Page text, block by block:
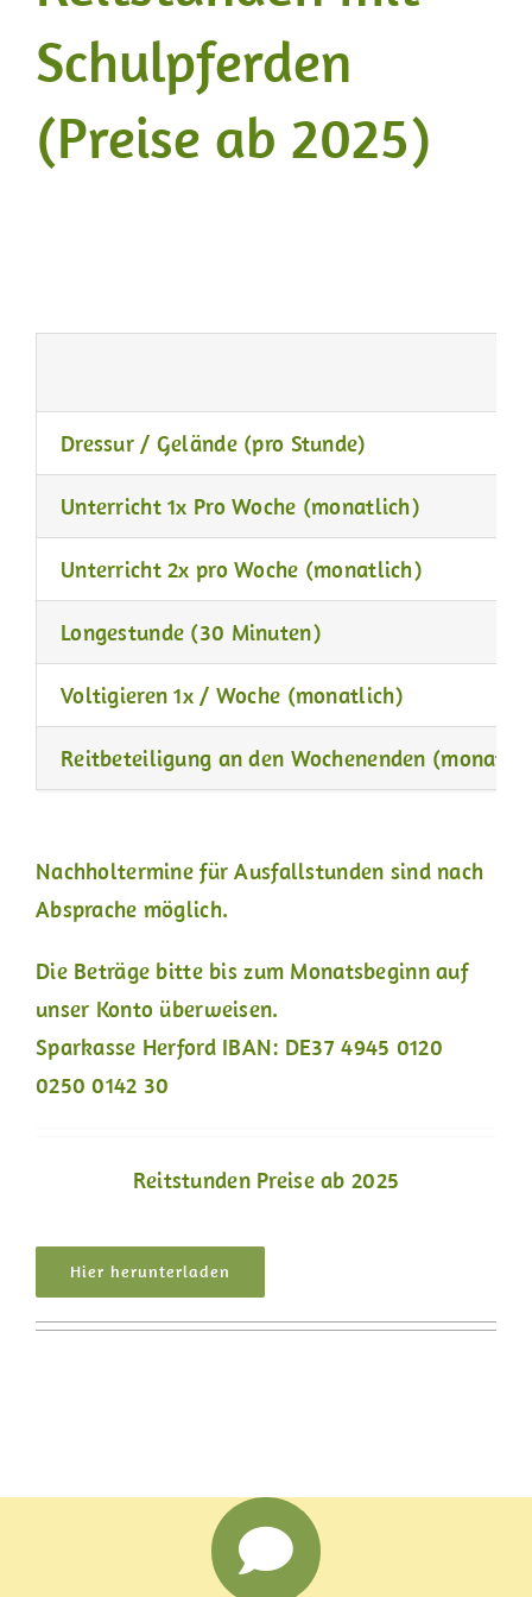
Schulpferden
(Preise ab 2025)
Dressur / Gelände (pro Stunde)
Unterricht 1x Pro Woche (monatlich)
Unterricht 2x pro Woche (monatlich)
Longestunde (30 Minuten)
Voltigieren 1x / Woche (monatlich)
Reitbeteiligung an den Wochenenden
Nachholtermine für Ausfallstunden sind nach
Absprache möglich.
Die Beträge bitte bis zum Monatsbeginn auf
unser Konto überweisen.
Sparkasse Herford IBAN: DE37 4945 0120
0250 0142 30
Reitstunden Preise ab 2025
Hier herunterladen